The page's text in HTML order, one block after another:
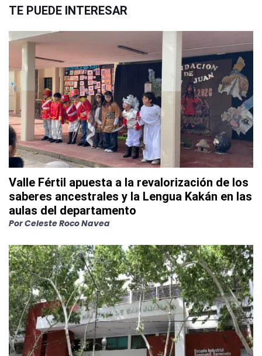
TE PUEDE INTERESAR
Valle Fértil apuesta a la revalorización de los
saberes ancestrales y la Lengua Kakán en las
aulas del departamento
PorCeleste Roco Navea